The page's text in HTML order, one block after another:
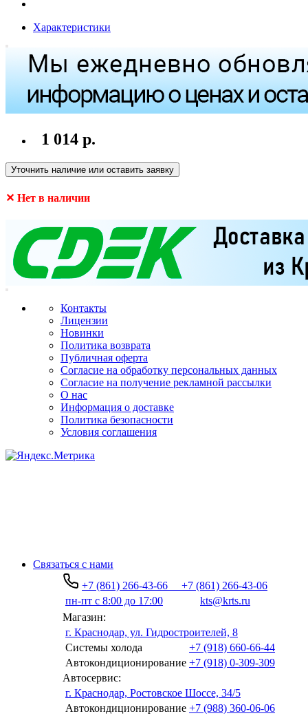
Характеристики
1 014 р.
Уточнить наличие или оставить заявку
✕ Нет в наличии
Контакты
Лицензии
Новинки
Политика возврата
Публичная оферта
Согласие на обработку персональных данных
Согласие на получение рекламной рассылки
О нас
Информация о доставке
Политика безопасности
Условия соглашения
Связаться с нами
+7 (861) 266-43-66
+7 (861) 266-43-06
пн-пт с 8:00 до 17:00
kts@krts.ru
Магазин:
г. Краснодар, ул. Гидростроителей, 8
Системы холода
+7 (918) 660-66-44
Автокондиционирование +7 (918) 0-309-309
Автосервис:
г. Краснодар, Ростовское Шоссе, 34/5
Автокондиционирование +7 (988) 360-06-06